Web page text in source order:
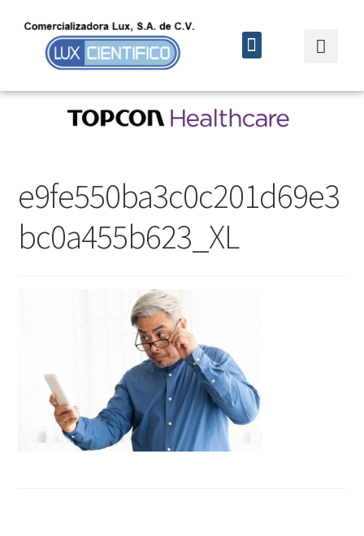
e9fe550ba3c0c201d69e3
bc0a455b623_XL